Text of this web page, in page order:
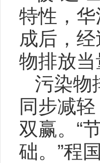
特性，
成后，
物排放
污染物
同步减
双赢。“
础。”程